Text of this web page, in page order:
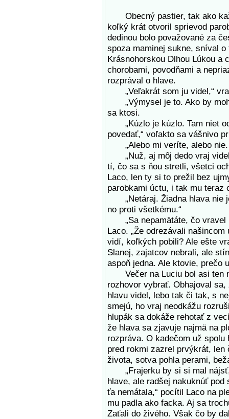
Obecný pastier, tak ako
koľký krát otvoril sprievod
dedinou bolo považované za
spoza maminej sukne, sníval
Krásnohorskou Dlhou Lúkou a
chorobami, povodňami a
rozprával o hlave.
„Veľakrát som ju videl,“
„Výmysel je to. Ako by
sa ktosi.
„Kúzlo je kúzlo. Tam niet
povedať,“ voľakto sa vášnivo
„Alebo mi veríte, alebo nie.
„Nuž, aj môj dedo vraj videl
tí, čo sa s ňou stretli, všetci
Laco, len ty si to prežil bez
parobkami úctu, i tak mu teraz
„Netáraj. Žiadna hlava nie
no proti všetkému.“
„Sa nepamätáte, čo vravel
Laco. „Že odrezávali
vidí, koľkých pobili? Ale ešte
Slanej, zajatcov nebrali, ale
aspoň jedna. Ale ktovie, prečo
Večer na Luciu bol asi ten
rozhovor vybrať. Obhajoval
hlavu videl, lebo tak či tak, s
smejú, ho vraj neodkážu
hlupák sa dokáže rehotať z
že hlava sa zjavuje najmä na
rozpráva. O kadečom už
pred rokmi zazrel prvýkrát,
života, sotva pohla perami,
„Frajerku by si si mal nájsť,
hlave, ale radšej nakuknúť
ťa nemátala,“ pocítil Laco na
mu padla ako facka. Aj sa
Zaťali do živého. Však čo by